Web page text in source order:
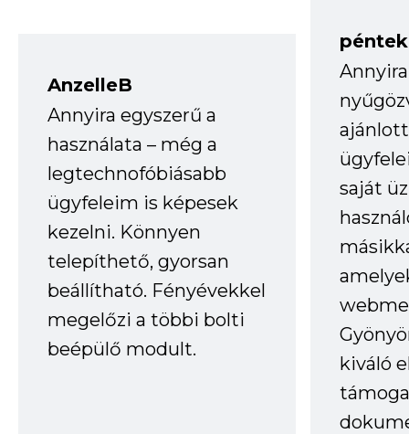
AnzelleB
Annyira egyszerű a
használata – még a
legtechnofóbiásabb
ügyfeleim is képesek
kezelni. Könnyen
telepíthető, gyorsan
beállítható. Fényévekkel
megelőzi a többi bolti
beépülő modult.
saját
kiváló